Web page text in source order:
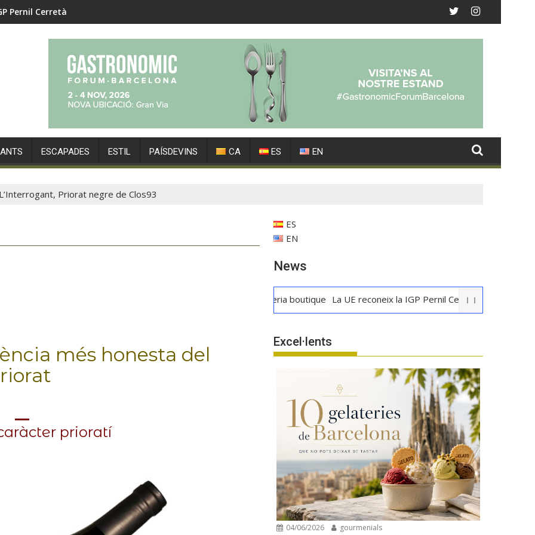
Pernil Cerretà
ESCAPADES ESTIL PAÍSDEVINS CA ES EN
L’Interrogant, Priorat negre de Clos93
més honesta del
prioratí
ES
EN
News
Casa METT Sitges estrena hoteleria boutique La UE reconeix la IGP Pernil Cerretà Verema al
Excel·lents
04/06/2026 gourmenials